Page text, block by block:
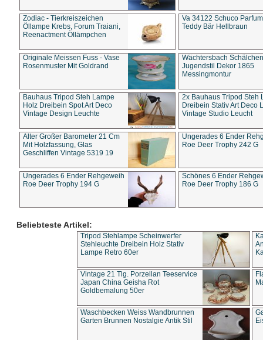
Zodiac - Tierkreiszeichen
Öllampe Krebs, Forum Traiani,
Reenactment Öllämpchen
Va 34122 Schuco
Teddy Bär Hellbraun
Originale Meissen Fuss - Vase
Rosenmuster Mit Goldrand
Wächtersbach Schälchen
Jugendstil Dekor 1865
Messingmontur
Bauhaus Tripod Steh Lampe
Holz Dreibein Spot Art Deco
Vintage Design Leuchte
2x Bauhaus Tripod Steh
Dreibein Stativ Art Deco
Vintage Studio Leucht
Alter Großer Barometer 21 Cm
Mit Holzfassung, Glas
Geschliffen Vintage 5319 19
Ungerades 6 Ender
Roe Deer Trophy 242 G
Ungerades 6 Ender Rehgeweih
Roe Deer Trophy 194 G
Schönes 6 Ender
Roe Deer Trophy 186 G
Beliebteste Artikel:
Tripod Stehlampe Scheinwerfer
Stehleuchte Dreibein Holz Stativ
Lampe Retro 60er
Vintage 21 Tlg. Porzellan Teeservice
Japan China Geisha Rot
Goldbemalung 50er
Waschbecken Weiss Wandbrunnen
Garten Brunnen Nostalgie Antik Stil